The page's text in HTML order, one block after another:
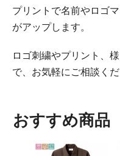
プリントで名前やロゴ
がアップします。
ロゴ刺繍やプリント、
で、お気軽にご相談くだ
おすすめ商品